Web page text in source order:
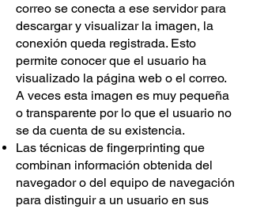
correo se conecta a ese servidor para
descargar y visualizar la imagen, la
conexión queda registrada. Esto
permite conocer que el usuario ha
visualizado la página web o el correo.
A veces esta imagen es muy pequeña
o transparente por lo que el usuario no
se da cuenta de su existencia.
Las técnicas de fingerprinting que
combinan información obtenida del
navegador o del equipo de navegación
para distinguir a un usuario en sus